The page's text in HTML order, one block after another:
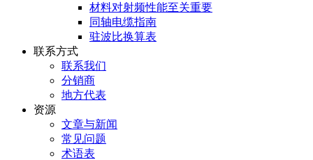
材料对射频性能至关重要
同轴电缆指南
驻波比换算表
联系方式
联系我们
分销商
地方代表
资源
文章与新闻
常见问题
术语表